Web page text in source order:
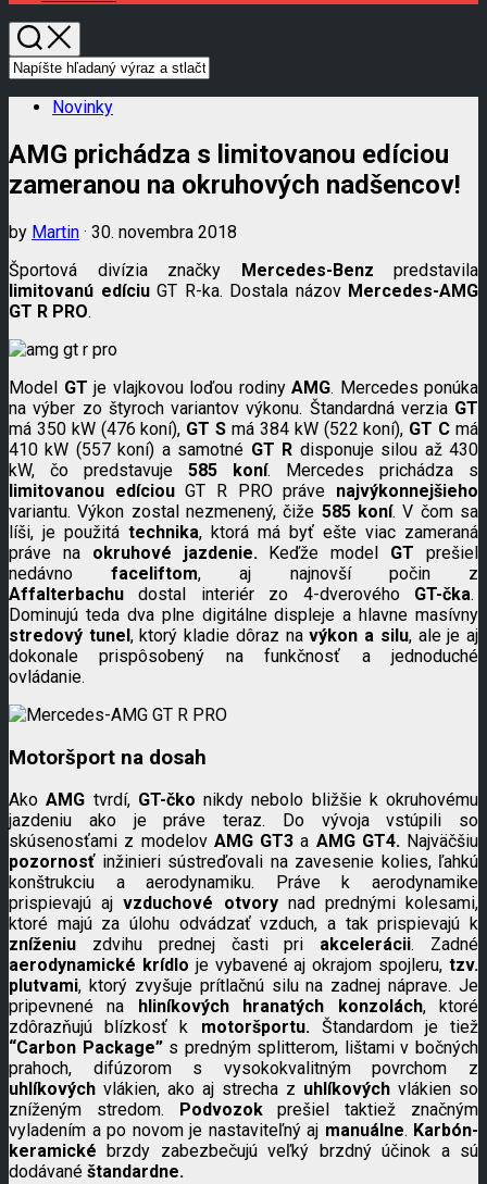
Novinky
AMG prichádza s limitovanou edíciou
zameranou na okruhových nadšencov!
by Martin · 30. novembra 2018
Športová divízia značky Mercedes-Benz predstavila
limitovanú edíciuGT R-ka. Dostala názov Mercedes-AMG
GT R PRO.
Model GT je vlajkovou loďou rodiny AMG. Mercedes ponúka
na výber zo štyroch variantov výkonu. Štandardná verzia GT
má 350 kW (476 koní), GT S má 384 kW (522 koní), GT C má
410 kW (557 koní) a samotné GT R disponuje silou až 430
kW, čo predstavuje 585 koní. Mercedes prichádza s
limitovanou edíciouGT R PRO práve najvýkonnejšieho
variantu. Výkon zostal nezmenený, čiže 585 koní. V čom sa
líši, je použitá technika, ktorá má byť ešte viac zameraná
práve na okruhové jazdenie.Keďže model GT prešiel
nedávnofaceliftom, aj najnovší počin z
Affalterbachu dostal interiér zo 4-dverového GT-čka.
Dominujú teda dva plne digitálne displeje a hlavne masívny
stredový tunel, ktorý kladie dôraz navýkon a silu, ale je aj
dokonale prispôsobený na funkčnosť a jednoduché
ovládanie.
Motoršport na dosah
AkoAMG tvrdí, GT-čko nikdy nebolo bližšie k okruhovému
jazdeniu ako je práve teraz. Do vývoja vstúpili so
skúsenosťami z modelov AMG GT3 a AMG GT4.Najväčšiu
pozornosťinžinieri sústreďovali na zavesenie kolies, ľahkú
konštrukciu a aerodynamiku. Práve k aerodynamike
prispievajú ajvzduchové otvorynad prednými kolesami,
ktoré majú za úlohu odvádzať vzduch, a tak prispievajú k
zníženiu zdvihu prednej časti pri akcelerácii. Zadné
aerodynamické krídlo je vybavené aj okrajom spojleru,tzv.
plutvami, ktorý zvyšuje prítlačnú silu na zadnej náprave. Je
pripevnené na
hliníkových hranatých konzolách, ktoré
zdôrazňujú blízkosť k motoršportu.Štandardom je tiež
“Carbon Package”s predným splitterom, lištami v bočných
prahoch, difúzorom s vysokokvalitným povrchom z
uhlíkových vlákien, ako aj strecha z uhlíkových vlákien so
zníženým stredom.
Podvozokprešiel taktiež značným
vyladením a po novom je nastaviteľný aj manuálne. Karbón-
keramické brzdy zabezbečujú veľký brzdný účinok a sú
dodávané štandardne.